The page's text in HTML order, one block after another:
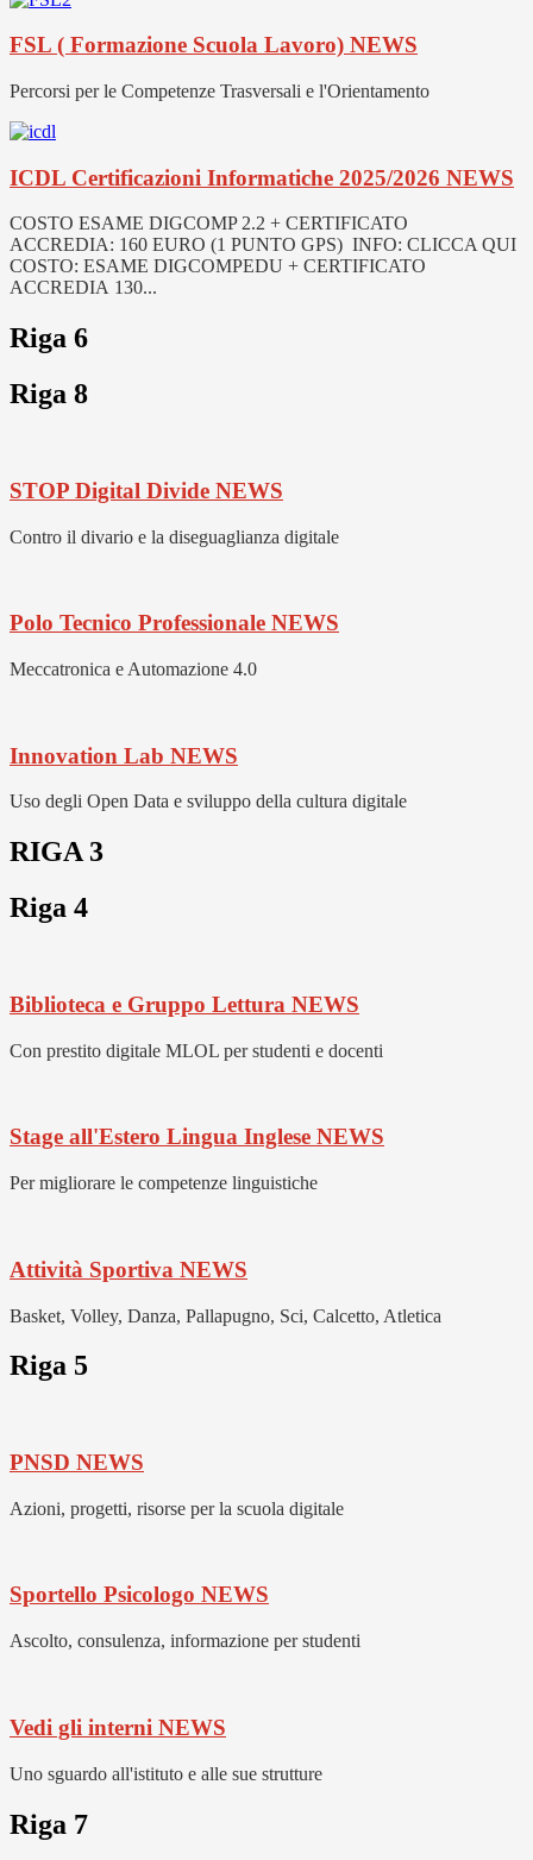
FSL ( Formazione Scuola Lavoro) NEWS
Percorsi per le Competenze Trasversali e l'Orientamento
ICDL Certificazioni Informatiche 2025/2026 NEWS
COSTO ESAME DIGCOMP 2.2 + CERTIFICATO
ACCREDIA: 160 EURO (1 PUNTO GPS) INFO: CLICCA QUI
COSTO: ESAME DIGCOMPEDU + CERTIFICATO
ACCREDIA 130...
Riga 6
Riga 8
STOP Digital Divide NEWS
Contro il divario e la diseguaglianza digitale
Polo Tecnico Professionale NEWS
Meccatronica e Automazione 4.0
Innovation Lab NEWS
Uso degli Open Data e sviluppo della cultura digitale
RIGA 3
Riga 4
Biblioteca e Gruppo Lettura NEWS
Con prestito digitale MLOL per studenti e docenti
Stage all'Estero Lingua Inglese NEWS
Per migliorare le competenze linguistiche
Attività Sportiva NEWS
Basket, Volley, Danza, Pallapugno, Sci, Calcetto, Atletica
Riga 5
PNSD NEWS
Azioni, progetti, risorse per la scuola digitale
Sportello Psicologo NEWS
Ascolto, consulenza, informazione per studenti
Vedi gli interni NEWS
Uno sguardo all'istituto e alle sue strutture
Riga 7